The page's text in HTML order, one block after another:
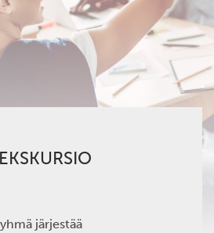
järjestää